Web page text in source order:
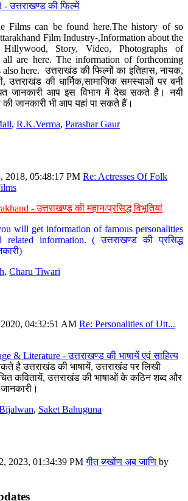
उत्तराखण्ड की फिल्में
Films can be found here.The history of so
Film Industry-,Information about the
Story, Video, Photographs of
all are here. The information of forthcoming
here. उत्तराखंड की फिल्मों का इतिहास, नायक,
उत्तराखंड की धार्मिक,सामाजिक समस्याओं पर बनी
जानकारी आप इस विभाग में देख सकते है। नयी
की जानकारी भी आप यहां पा सकते हैं।
, R.K.Verma, Parashar Gaur
2018, 05:48:17 PM Re: Actresses Of Folk
- उत्तराखण्ड की महान/प्रसिद्ध विभूतियां
will get information of famous personalities
related information. ( उत्तराखण्ड की प्रसिद्ध
, Charu Tiwari
04:32:51 AM Re: Personalities of Utt...
& Literature - उत्तराखण्ड की भाषायें एवं साहित्य
है उत्तराखंड की भाषायें, उत्तराखंड पर लिखी
कवितायें, उत्तराखंड की भाषाओं के कठिन शब्द और
, Saket Bahuguna
2023, 01:34:39 PMगीत ब्य्खोंण अब जाणि by